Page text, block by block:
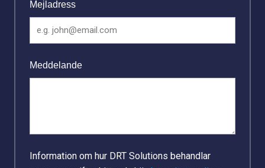
Mejladress
Meddelande
Information om hur DRT Solutions behandlar